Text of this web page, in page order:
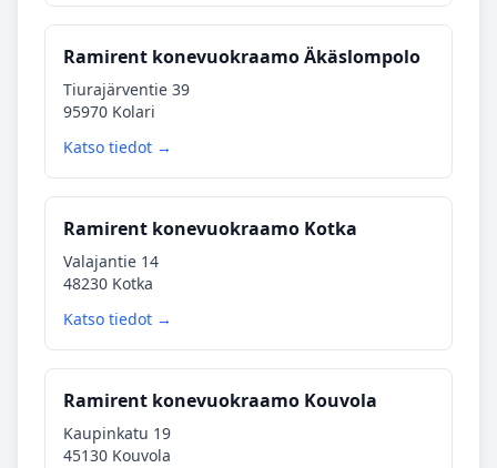
Ramirent konevuokraamo Äkäslompolo
Tiurajärventie 39
95970 Kolari
Katso tiedot →
Ramirent konevuokraamo Kotka
Valajantie 14
48230 Kotka
Katso tiedot →
Ramirent konevuokraamo Kouvola
Kaupinkatu 19
45130 Kouvola